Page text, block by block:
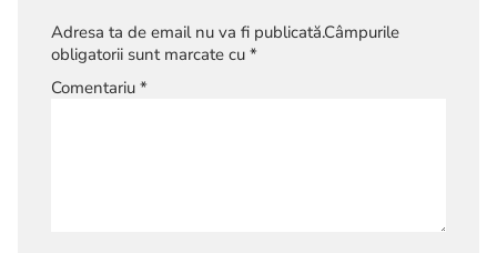
Adresa ta de email nu va fi publicată.Câmpurile
obligatorii sunt marcate cu *
Comentariu *